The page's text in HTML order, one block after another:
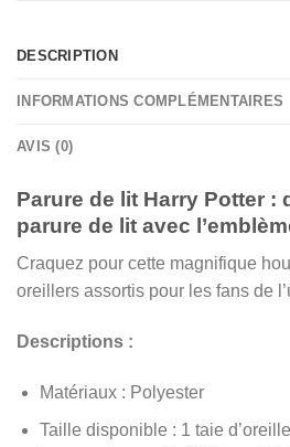
DESCRIPTION
INFORMATIONS COMPLÉMENTAIRES
AVIS (0)
Parure de lit Harry Potter :
parure de lit avec
Craquez pour cette magnifique
oreillers assortis pour les fans de
Descriptions :
Matériaux : Polyester
Taille disponible : 1 taie